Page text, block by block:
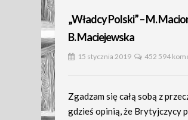
„Władcy Polski” – M.
B. Maciejewska
15 stycznia 2019 452 594
Zgadzam się całą sobą z
gdzieś opinią, że Brytyjczycy